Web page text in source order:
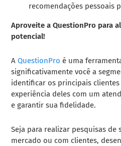
recomendações pessoais
Aproveite a QuestionPro para
potencial!
A QuestionPro é uma
significativamente você a
identificar os principais
experiência deles com um
e garantir sua fidelidade.
Seja para realizar pesquisas de
mercado ou com clientes,